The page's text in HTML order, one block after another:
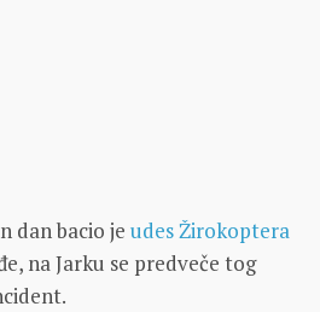
dan bacio je udes Žirokoptera
na Jarku se predveče tog